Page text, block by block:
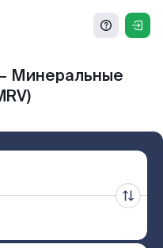
Минеральные